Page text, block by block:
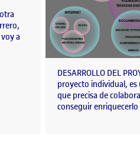
a
DESARROLLO DEL
proyecto individual, es
que precisa de
conseguir